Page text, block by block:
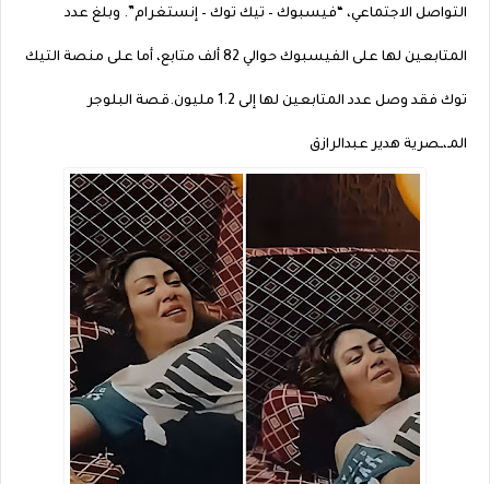
التواصل الاجتماعي، “فيسبوك – تيك توك – إنستغرام”. وبلغ عدد
المتابعين لها على الفيسبوك حوالي 82 ألف متابع، أما على منصة التيك
توك فقد وصل عدد المتابعين لها إلى 1.2 مليون.قصة البلوجر
المـ،ـصرية هدير عبدالرازق